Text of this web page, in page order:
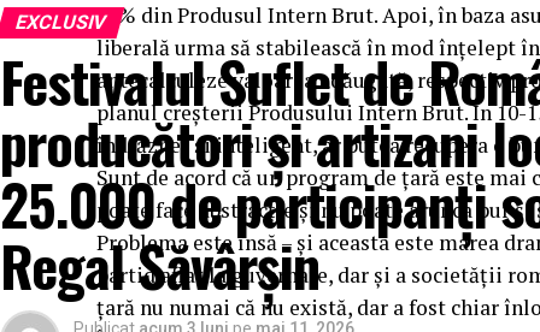
15% din Produsul Intern Brut. Apoi, în baza
liberală urma să stabilească în mod înțelept
antecalculeze valoarea adăugată, respectiv
planul creșterii Produsului Intern Brut. În 10-
îndrăzneț și inteligent, ar putea recupera o
Sunt de acord că un program de țară este
poate face abstracție și nu poate arunca pur
Problema este însă – și aceasta este marea
partid aflat la guvernare, dar și a societății
țară nu numai că nu există, dar a fost chiar
EXCLUSIV
Festivalul Suflet de
producători și artizani
25.000 de participanți
Regal Săvârșin